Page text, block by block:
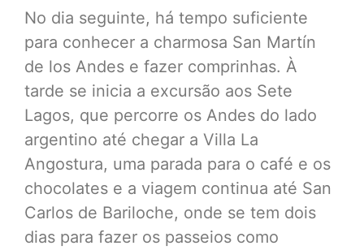
No dia seguinte, há tempo suficiente
para conhecer a charmosa San Martín
de los Andes e fazer comprinhas. À
tarde se inicia a excursão aos Sete
Lagos, que percorre os Andes do lado
argentino até chegar a Villa La
Angostura, uma parada para o café e os
chocolates e a viagem continua até San
Carlos de Bariloche, onde se tem dois
dias para fazer os passeios como